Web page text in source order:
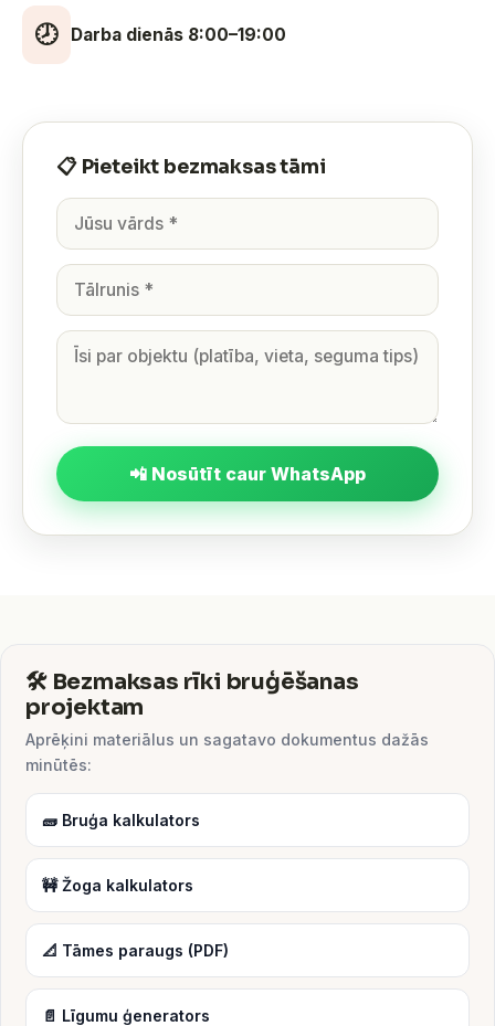
🕗 Darba dienās 8:00–19:00
📋 Pieteikt bezmaksas tāmi
📲 Nosūtīt caur WhatsApp
🛠️ Bezmaksas rīki bruģēšanas
projektam
Aprēķini materiālus un sagatavo dokumentus dažās
minūtēs:
🧱 Bruģa kalkulators
🚧 Žoga kalkulators
📐 Tāmes paraugs (PDF)
📄 Līgumu ģenerators